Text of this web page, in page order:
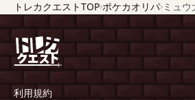
トレカクエストTOP›ポケカオリパ›ミュ
利用規約